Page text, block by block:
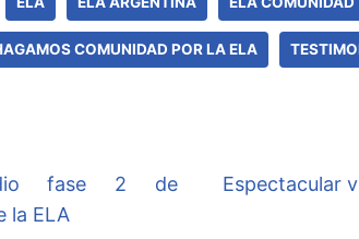
COMUNIDAD POR LA ELA
fase 2 de
la ELA​
Espectacular